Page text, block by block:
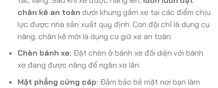
chân kê an toàn dưới khung gầm xe tại các điểm chịu
lực được nhà sản xuất quy định. Con đội chỉ là dụng cụ
nâng, chân kê mới là dụng cụ giữ xe an toàn.
Chèn bánh xe: Đặt chèn ở bánh xe đối diện với bánh
xe đang được nâng để ngăn xe lăn.
Mặt phẳng cứng cáp: Đảm bảo bề mặt nơi bạn làm